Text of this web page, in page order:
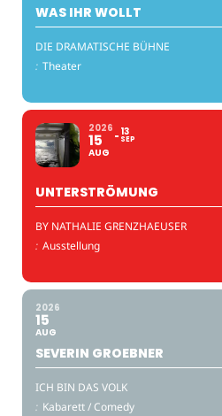
WAS IHR WOLLT
DIE DRAMATISCHE BÜHNE
: Theater
2026
15
AUG
13
SEP
UNTERSTRÖMUNG
BY NATHALIE GRENZHAEUSER
: Ausstellung
2026
15
AUG
SEVERIN GROEBNER
ICH BIN DAS VOLK
: Kabarett / Comedy